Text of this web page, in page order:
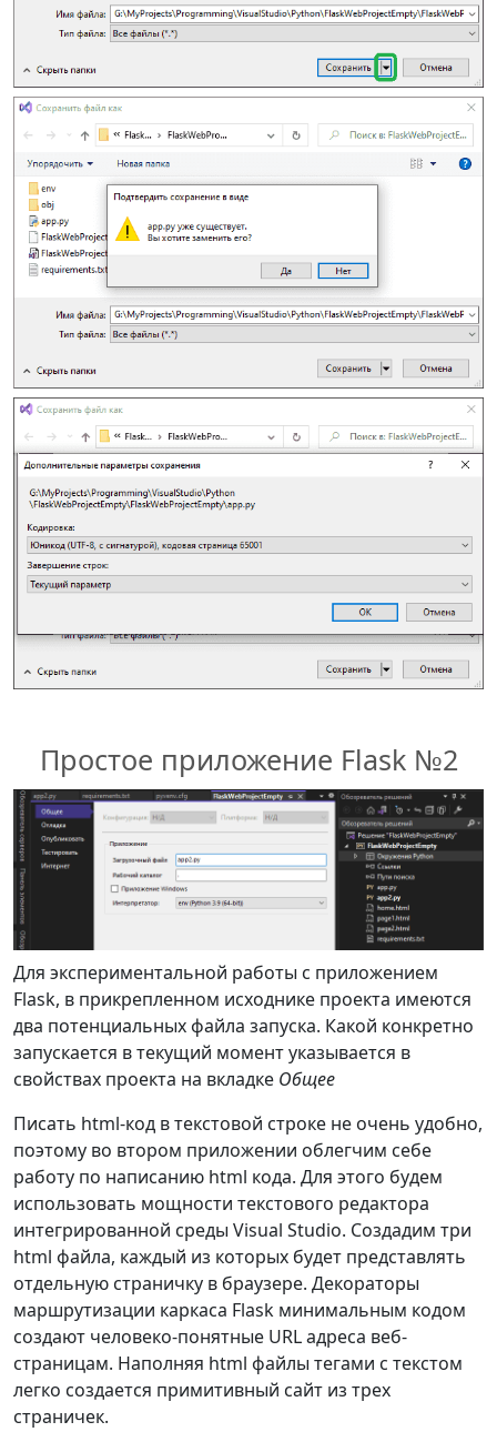
'5789'))
:
# При ошибке получения
порта доступа к веб-приложению
# определяется порт по
умолчанию
        PORT
= 5789
# Запуск сервера разработки в
отладочном режиме
, PORT, True
Простое приложение Flask №2
Для экспериментальной работы с приложением
Flask, в прикрепленном исходнике проекта имеются
два потенциальных файла запуска. Какой конкретно
запускается в текущий момент указывается в
свойствах проекта на вкладке Общее
Писать html-код в текстовой строке не очень удобно,
поэтому во втором приложении облегчим себе
работу по написанию html кода. Для этого будем
использовать мощности текстового редактора
интегрированной среды Visual Studio. Создадим три
html файла, каждый из которых будет представлять
отдельную страничку в браузере. Декораторы
маршрутизации каркаса Flask минимальным кодом
создают человеко-понятные URL адреса веб-
страницам. Наполняя html файлы тегами с текстом
легко создается примитивный сайт из трех
страничек.